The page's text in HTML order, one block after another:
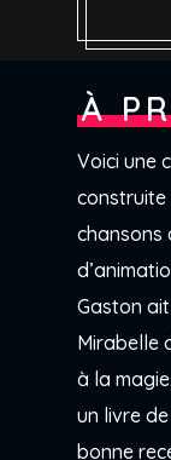
À
Voici une
chansons
Gaston
Mirabelle
à la
un livre
bonne